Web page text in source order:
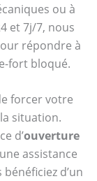
ou à
et 7j/7, nous
répondre à
fort bloqué.
forcer votre
situation.
d’ouverture
assistance
d’un